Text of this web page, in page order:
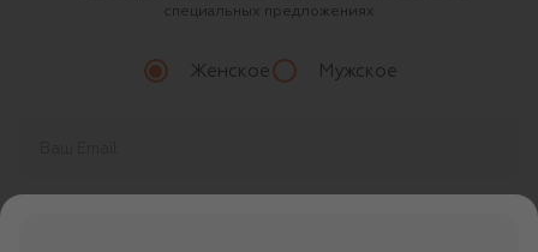
специальных предложениях
Женское Мужское